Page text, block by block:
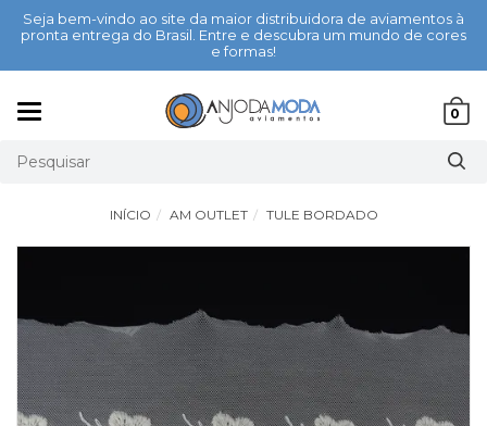
Seja bem-vindo ao site da maior distribuidora de aviamentos à
pronta entrega do Brasil. Entre e descubra um mundo de cores
e formas!
0
INÍCIO AM OUTLET TULE BORDADO